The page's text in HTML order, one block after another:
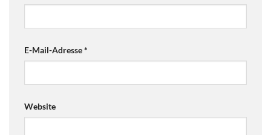
E-Mail-Adresse*
Website